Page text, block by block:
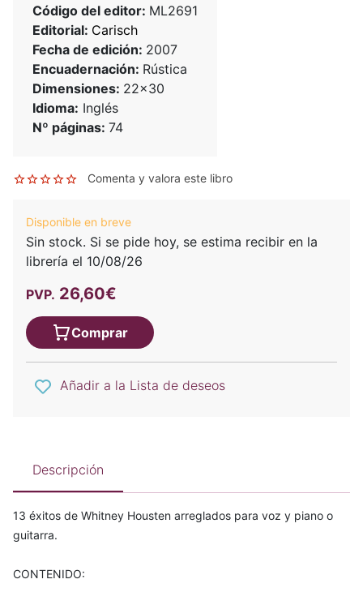
Código del editor: ML2691
Editorial: Carisch
Fecha de edición: 2007
Encuadernación: Rústica
Dimensiones: 22x30
Idioma: Inglés
Nº páginas: 74
Comenta y valora este libro
Disponible en breve
Sin stock. Si se pide hoy, se estima recibir en la
librería el 10/08/26
PVP. 26,60€
Comprar
Añadir a la Lista de deseos
Descripción
13 éxitos de Whitney Housten arreglados para voz y piano o
guitarra.
CONTENIDO: